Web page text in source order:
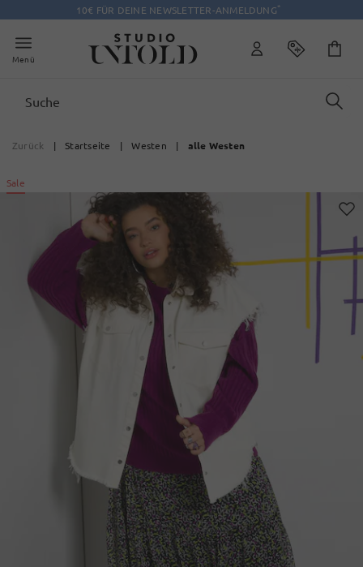
10€ FÜR DEINE NEWSLETTER-ANMELDUNG*
Menü
Zurück | Startseite | Westen | alle Westen
Sale